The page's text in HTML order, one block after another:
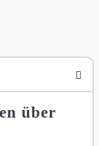
über